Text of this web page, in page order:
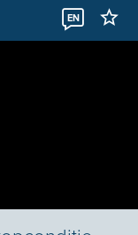
EN